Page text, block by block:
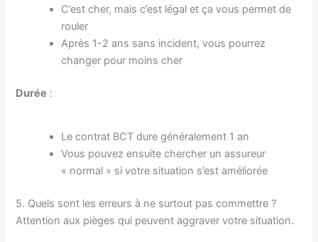
C’est cher, mais c’est légal et ça vous permet de
rouler
Après 1-2 ans sans incident, vous pourrez
changer pour moins cher
Durée :
Le contrat BCT dure généralement 1 an
Vous pouvez ensuite chercher un assureur
« normal » si votre situation s’est améliorée
5. Quels sont les erreurs à ne surtout pas commettre ?
Attention aux pièges qui peuvent aggraver votre situation.